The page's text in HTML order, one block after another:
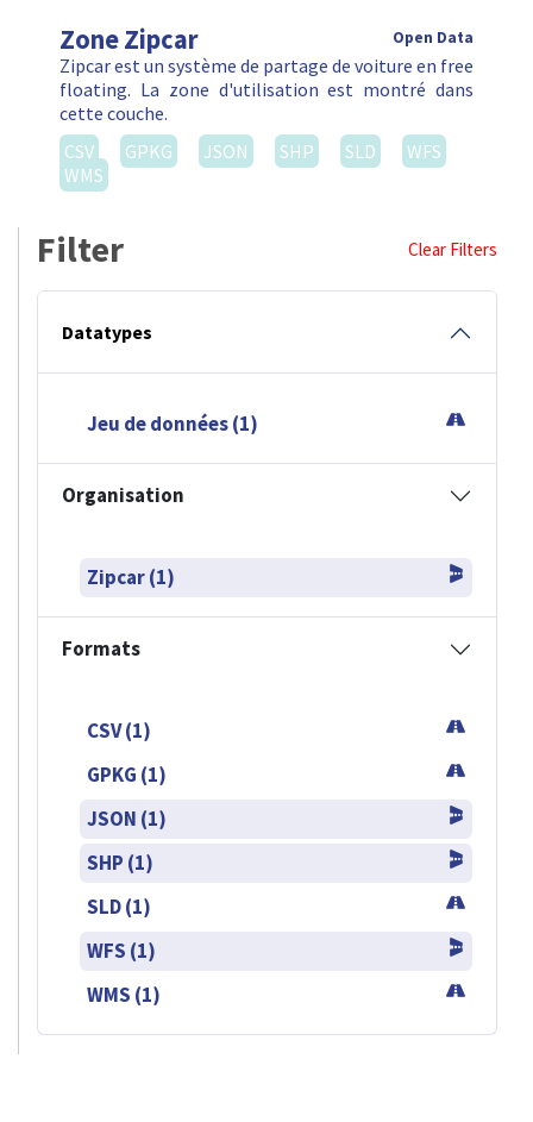
Zone Zipcar Open Data
Zipcar est un système de partage de voiture en free
floating. La zone d'utilisation est montré dans
cette couche.
CSV
GPKG JSON SHP SLD
WFS
WMS
Filter Clear Filters
Datatypes
Jeu de données (1)
Organisation
Zipcar (1)
Formats
CSV (1)
GPKG (1)
JSON (1)
SHP (1)
SLD (1)
WFS (1)
WMS (1)